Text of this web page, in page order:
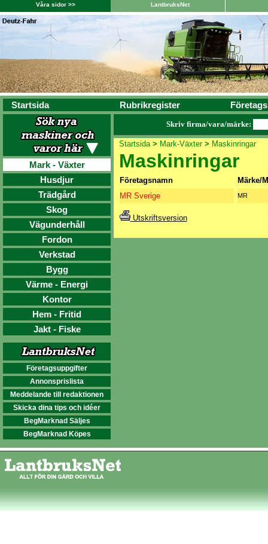
Våra sidor >> LantbruksNet
Startsida Rubrikregister
Mark - Växter
Husdjur
Trädgård
Skog
Vägunderhåll
Fordon
Verkstad
Bygg
Värme - Energi
Kontor
Hem - Fritid
Jakt - Fiske
Företagsuppgifter
Annonsprislista
Meddelande till redaktionen
Skicka dina tips och idéer
BegMarknad Säljes
BegMarknad Köpes
Skriv firma/vara/märke:
Startsida> Mark-Växter> Maskinringar
Maskinringar
Företagsnamn
Märke/
MR Sverige
MR
Utskriftsversion